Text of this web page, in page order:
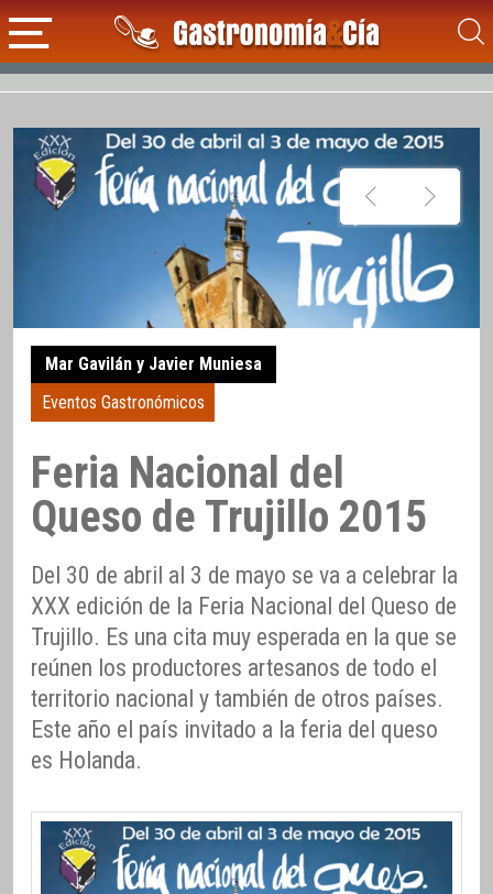
Mar Gavilán y Javier Muniesa
Eventos Gastronómicos
Feria Nacional del
Queso de Trujillo 2015
Del 30 de abril al 3 de mayo se va a celebrar la
XXX edición de la Feria Nacional del Queso de
Trujillo. Es una cita muy esperada en la que se
reúnen los productores artesanos de todo el
territorio nacional y también de otros países.
Este año el país invitado a la feria del queso
es Holanda.